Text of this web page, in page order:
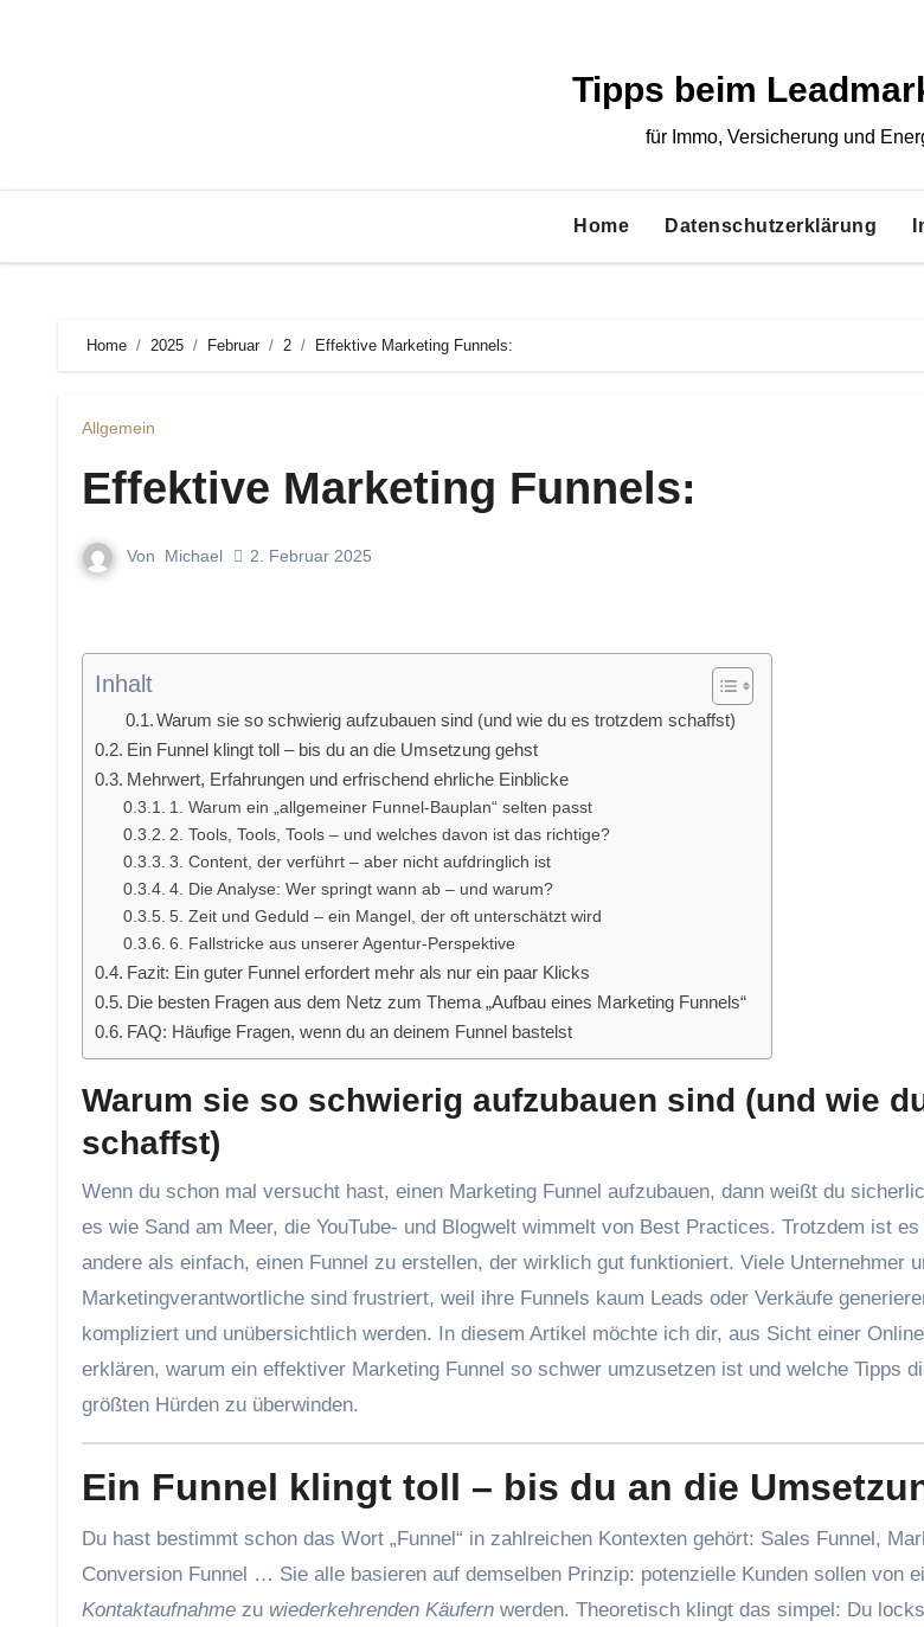
Tipps beim
für Immo, Versicherung und
Home Datenschutzerklärung
Home 2025 Februar 2 Effektive Marketing Funnels:
Allgemein
Effektive Marketing Funnels:
Von Michael 2. Februar 2025
Inhalt
Warum sie so schwierig aufzubauen sind (und wie du es trotzdem schaffst)
Ein Funnel klingt toll – bis du an die Umsetzung gehst
Mehrwert, Erfahrungen und erfrischend ehrliche Einblicke
1. Warum ein „allgemeiner Funnel-Bauplan“ selten passt
2. Tools, Tools, Tools – und welches davon ist das richtige?
3. Content, der verführt – aber nicht aufdringlich ist
4. Die Analyse: Wer springt wann ab – und warum?
5. Zeit und Geduld – ein Mangel, der oft unterschätzt wird
6. Fallstricke aus unserer Agentur-Perspektive
Fazit: Ein guter Funnel erfordert mehr als nur ein paar Klicks
Die besten Fragen aus dem Netz zum Thema „Aufbau eines Marketing Funnels“
FAQ: Häufige Fragen, wenn du an deinem Funnel bastelst
Warum sie so schwierig aufzubauen sind (und wie
schaffst)
Wenn du schon mal versucht hast, einen Marketing Funnel aufzubauen, dann weißt du sicherlich: Theorien dazu gibt
es wie Sand am Meer, die YouTube- und Blogwelt wimmelt von Best Practices. Trotzdem ist
andere als einfach, einen Funnel zu erstellen, der wirklich gut funktioniert. Viele Unternehmer
Marketingverantwortliche sind frustriert, weil ihre Funnels kaum Leads oder Verkäufe
kompliziert und unübersichtlich werden. In diesem Artikel möchte ich dir, aus Sicht einer
erklären, warum ein effektiver Marketing Funnel so schwer umzusetzen ist und welche Tipps
größten Hürden zu überwinden.
Ein Funnel klingt toll – bis du an die
Du hast bestimmt schon das Wort „Funnel“ in zahlreichen Kontexten gehört: Sales Funnel,
Conversion Funnel … Sie alle basieren auf demselben Prinzip: potenzielle Kunden sollen von
Kontaktaufnahme zu wiederkehrenden Käufern werden. Theoretisch klingt das simpel: Du